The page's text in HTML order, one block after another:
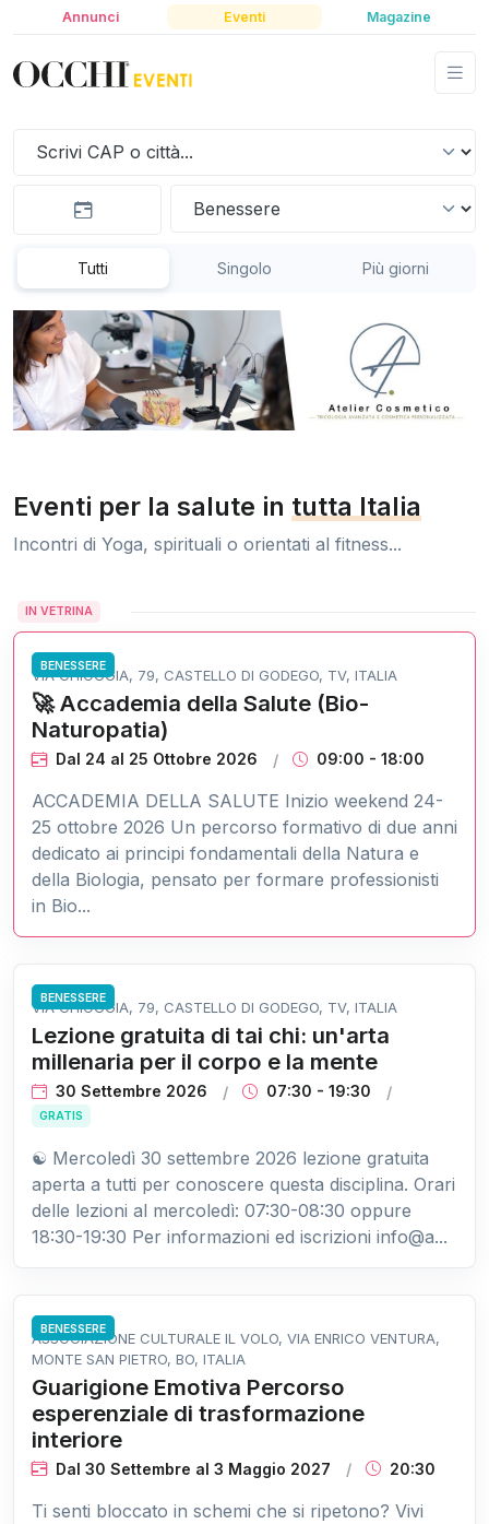
Annunci Eventi Magazine
Tutti Singolo Più giorni
Eventi per la salute in tutta Italia
Incontri di Yoga, spirituali o orientati al fitness...
IN VETRINA
BENESSERE
VIA CHIOGGIA, 79, CASTELLO DI GODEGO, TV, ITALIA
🚀 Accademia della Salute (Bio-
Naturopatia)
Dal 24 al 25 Ottobre 2026 09:00 - 18:00
ACCADEMIA DELLA SALUTE Inizio weekend 24-
25 ottobre 2026 Un percorso formativo di due anni
dedicato ai principi fondamentali della Natura e
della Biologia, pensato per formare professionisti
in Bio...
BENESSERE
VIA CHIOGGIA, 79, CASTELLO DI GODEGO, TV, ITALIA
Lezione gratuita di tai chi: un'arta
millenaria per il corpo e la mente
30 Settembre 2026 07:30 - 19:30
GRATIS
☯ Mercoledì 30 settembre 2026 lezione gratuita
aperta a tutti per conoscere questa disciplina. Orari
delle lezioni al mercoledì: 07:30-08:30 oppure
18:30-19:30 Per informazioni ed iscrizioni info@a...
BENESSERE
ASSOCIAZIONE CULTURALE IL VOLO, VIA ENRICO VENTURA,
MONTE SAN PIETRO, BO, ITALIA
Guarigione Emotiva Percorso
esperenziale di trasformazione
interiore
Dal 30 Settembre al 3 Maggio 2027 20:30
Ti senti bloccato in schemi che si ripetono? Vivi